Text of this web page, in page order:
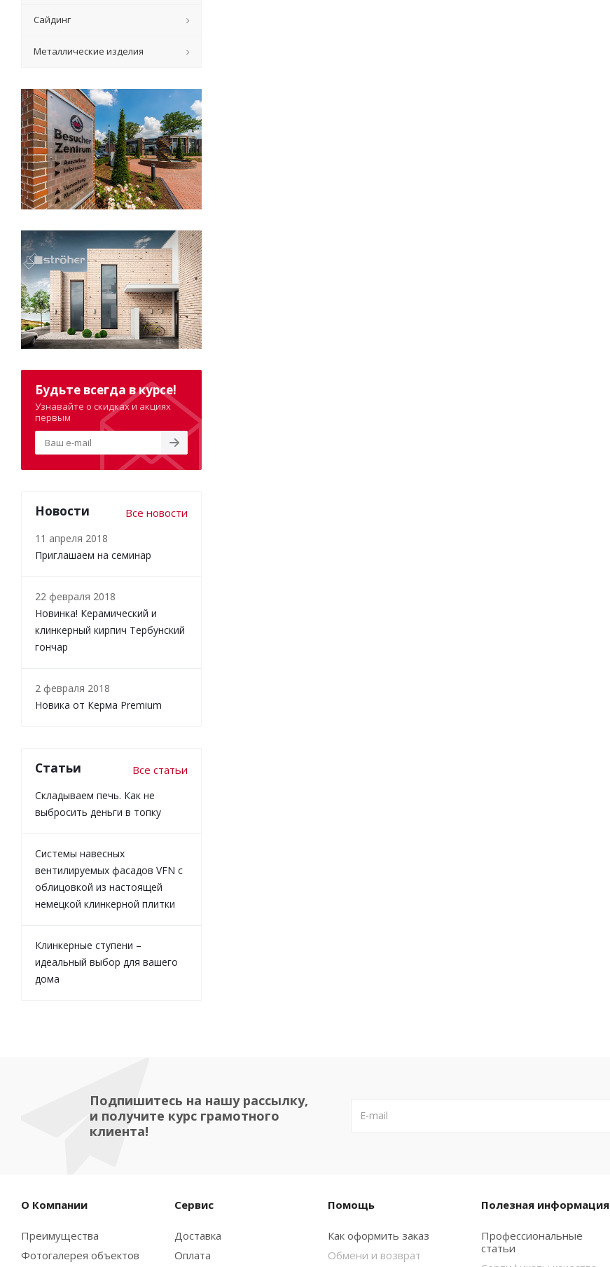
Сайдинг
Металлические изделия
Будьте всегда в курсе!
Узнавайте о скидках и акциях
первым
Новости Все новости
11 апреля 2018
Приглашаем на семинар
22 февраля 2018
Новинка! Керамический и
клинкерный кирпич Тербунский
гончар
2 февраля 2018
Новика от Керма Premium
Статьи Все статьи
Складываем печь. Как не
выбросить деньги в топку
Системы навесных
вентилируемых фасадов VFN с
облицовкой из настоящей
немецкой клинкерной плитки
Клинкерные ступени –
идеальный выбор для вашего
дома
Подпишитесь на нашу рассылку,
и получите курс грамотного
клиента!
О Компании
Преимущества
Фотогалерея объектов
Сервис
Доставка
Оплата
Помощь
Как оформить заказ
Обмени и возврат
Полезная информация
Профессиональные
статьи